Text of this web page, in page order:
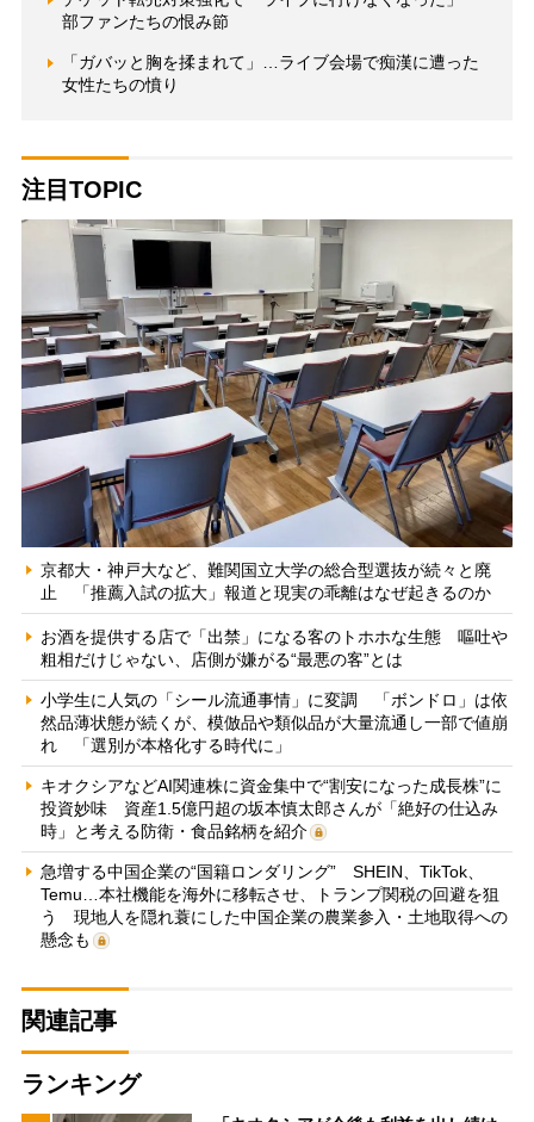
部ファンたちの恨み節
「ガバッと胸を揉まれて」…ライブ会場で痴漢に遭った
女性たちの憤り
注目TOPIC
京都大・神戸大など、難関国立大学の総合型選抜が続々と廃
止 「推薦入試の拡大」報道と現実の乖離はなぜ起きるのか
お酒を提供する店で「出禁」になる客のトホホな生態 嘔吐や
粗相だけじゃない、店側が嫌がる“最悪の客”とは
小学生に人気の「シール流通事情」に変調 「ボンドロ」は依
然品薄状態が続くが、模倣品や類似品が大量流通し一部で値崩
れ 「選別が本格化する時代に」
キオクシアなどAI関連株に資金集中で“割安になった成長株”に
投資妙味 資産1.5億円超の坂本慎太郎さんが「絶好の仕込み
時」と考える防衛・食品銘柄を紹介
急増する中国企業の“国籍ロンダリング” SHEIN、TikTok、
Temu…本社機能を海外に移転させ、トランプ関税の回避を狙
う 現地人を隠れ蓑にした中国企業の農業参入・土地取得への
懸念も
関連記事
ランキング